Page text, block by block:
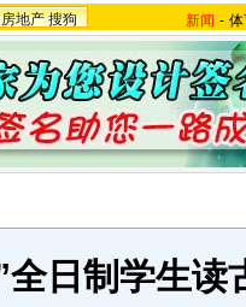
地产 搜狗 新闻 -
全日制学生读